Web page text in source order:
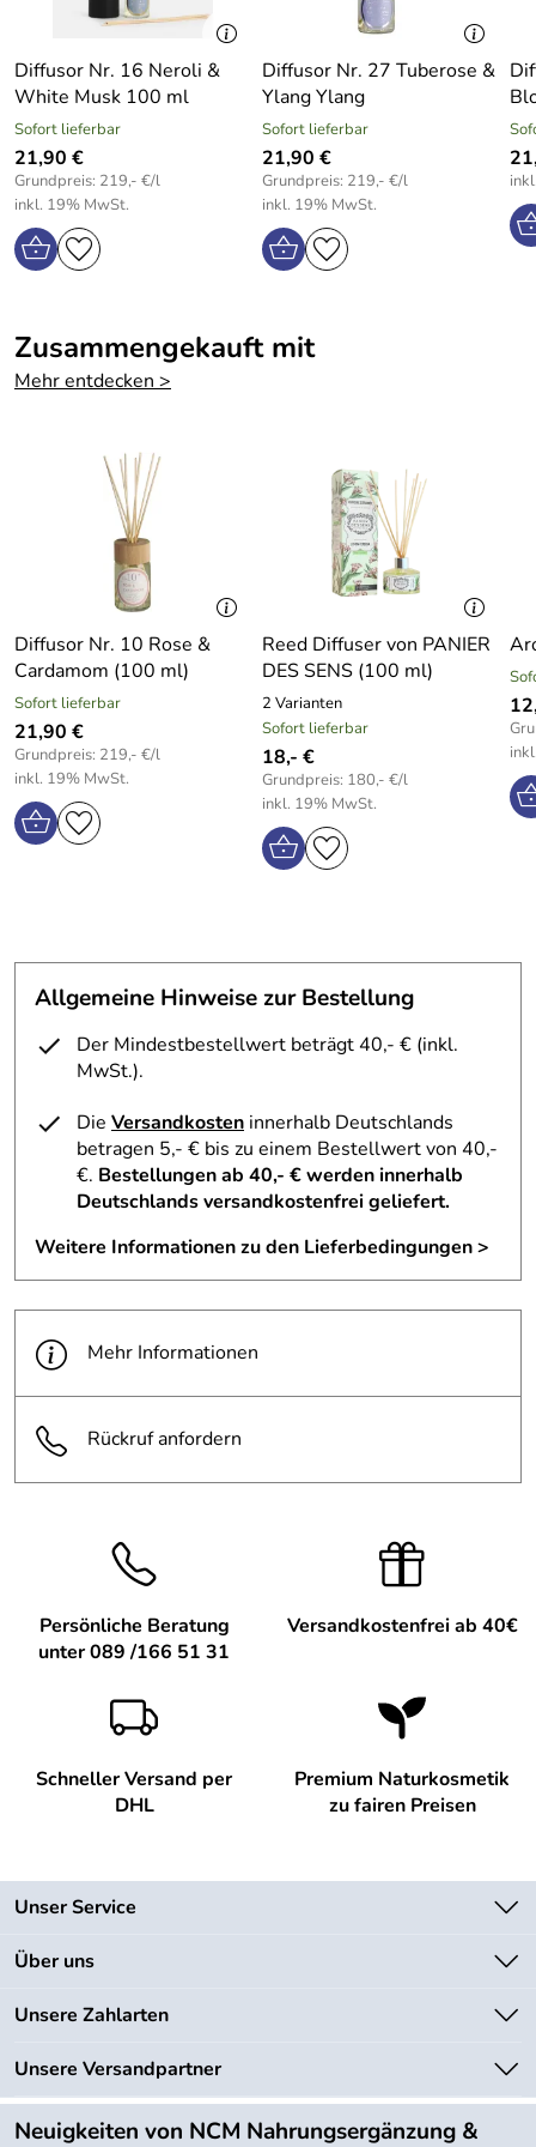
Diffusor Nr. 16 Neroli &
White Musk 100 ml
Sofort lieferbar
21,90 €
Grundpreis: 219,- €/l
inkl. 19% MwSt.
Diffusor Nr. 27 Tuberose &
Ylang Ylang
Sofort lieferbar
21,90 €
Grundpreis: 219,- €/l
inkl. 19% MwSt.
Zusammengekauft mit
Mehr entdecken >
Diffusor Nr. 10 Rose &
Cardamom (100 ml)
Sofort lieferbar
21,90 €
Grundpreis: 219,- €/l
inkl. 19% MwSt.
Reed Diffuser von PANIER
DES SENS (100 ml)
2 Varianten
Sofort lieferbar
18,- €
Grundpreis: 180,- €/l
inkl. 19% MwSt.
Allgemeine Hinweise zur Bestellung
Der Mindestbestellwert beträgt 40,- € (inkl.
MwSt.).
Die Versandkosten innerhalb Deutschlands
betragen 5,- € bis zu einem Bestellwert von 40,-
€. Bestellungen ab 40,- € werden innerhalb
Deutschlands versandkostenfrei geliefert.
Weitere Informationen zu den Lieferbedingungen >
Mehr Informationen
Rückruf anfordern
Persönliche Beratung
unter 089 /166 51 31
Versandkostenfrei ab 40€
Schneller Versand per
DHL
Premium Naturkosmetik
zu fairen Preisen
Unser Service
Kontakt
Lieferbedingungen
Kundenlogin
Über uns
Unsere Bestseller
Neu
Angebote
Unsere Zahlarten
Unsere Versandpartner
Neuigkeiten von NCM Nahrungsergänzung &